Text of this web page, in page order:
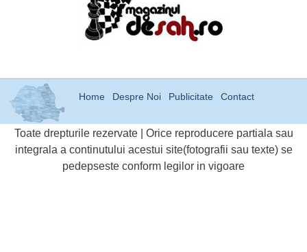
Home Despre Noi Publicitate Contact
Toate drepturile rezervate | Orice reproducere partiala sau
integrala a continutului acestui site(fotografii sau texte) se
pedepseste conform legilor in vigoare